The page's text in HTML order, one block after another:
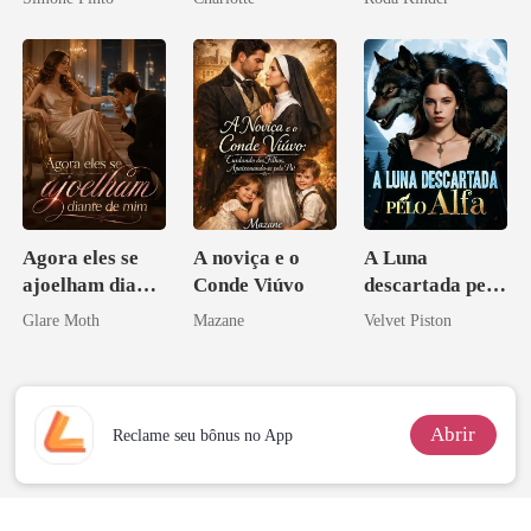
Agora eles se
ajoelham diante
de mim
Glare Moth
A noviça e o
Conde Viúvo
Mazane
A Luna
descartada pelo
Alfa
Velvet Piston
Reclame seu bônus no App Abrir